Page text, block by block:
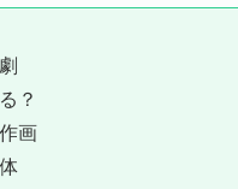
？
画